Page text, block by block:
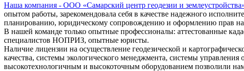
Наша компания - ООО «Самарский центр геодезии и
опытом работы, зарекомендовала себя в качестве надежного
планированию, юридическому сопровождению и оформлению прав
В нашей команде только опытные профессионалы: аттестованные
специалистов НОПРИЗ, опытные юристы.
Наличие лицензии на осуществление геодезической и
качества, системы экологического менеджмента, системы
высокотехнологичным и высокоточным оборудованием позволили